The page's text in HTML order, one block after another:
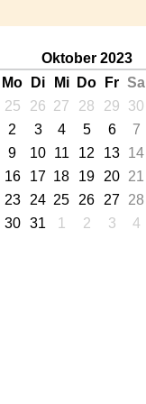
Oktober 2023
Mo
Di Mi Do Fr Sa
25
26 27 28 29 30
2
3 4 5 6 7
9
10 11 12 13 14
16
17 18 19 20 21
23
24 25 26 27 28
30
31 1 2 3 4